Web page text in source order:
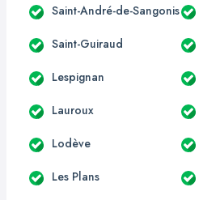
Saint-André-de-Sangonis
Saint-Guiraud
Lespignan
Lauroux
Lodève
Les Plans